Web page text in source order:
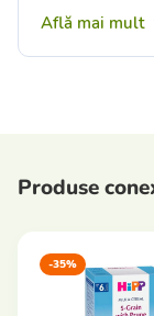
pentru
Datorită
transportați
Află mai mult
Produse
-35%